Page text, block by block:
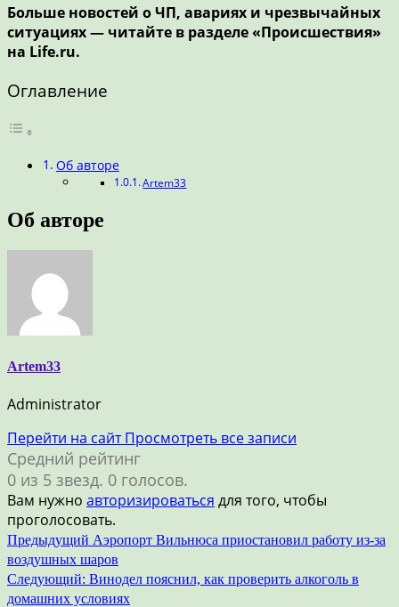
Больше новостей о ЧП, авариях и чрезвычайных
ситуациях — читайте в разделе «Происшествия»
на Life.ru.
Оглавление
Об авторе
Artem33
Об авторе
Artem33
Administrator
Перейти на сайтПросмотреть все записи
Средний рейтинг
0 из 5 звезд. 0 голосов.
Вам нужно авторизироваться для того, чтобы
проголосовать.
Навигация
по
записям
Предыдущий Аэропорт Вильнюса приостановил работу из-за
воздушных шаров
Следующий: Винодел пояснил, как проверить алкоголь в
домашних условиях